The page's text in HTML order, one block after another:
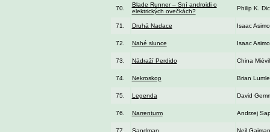
70.
Blade Runner – Sní androidi o
elektrických ovečkách?
Philip K.
71. Druhá Nadace Isaac
72. Nahé slunce Isaac
73. Nádraží Perdido China
74. Nekroskop Brian
75. Legenda David
76. Narrenturm Andrzej
77. Sandman Neil Gaiman